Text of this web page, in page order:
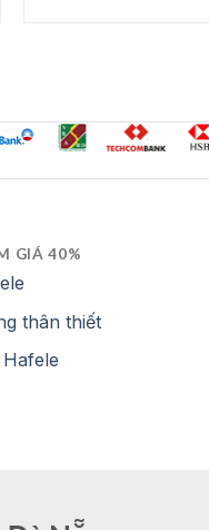
GIÁ 40%
thân thiết